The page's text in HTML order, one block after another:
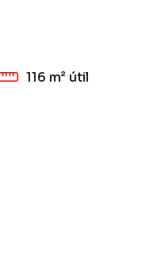
116 m² útil